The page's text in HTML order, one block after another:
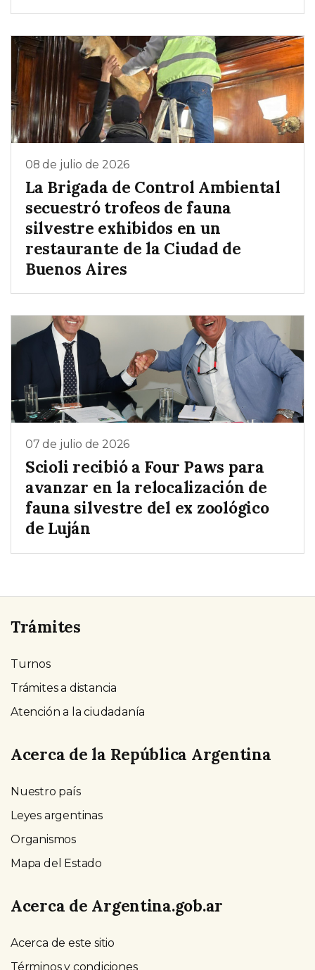
08 de julio de 2026
La Brigada de Control Ambiental
secuestró trofeos de fauna
silvestre exhibidos en un
restaurante de la Ciudad de
Buenos Aires
07 de julio de 2026
Scioli recibió a Four Paws para
avanzar en la relocalización de
fauna silvestre del ex zoológico
de Luján
Trámites
Turnos
Trámites a distancia
Atención a la ciudadanía
Acerca de la República Argentina
Nuestro país
Leyes argentinas
Organismos
Mapa del Estado
Acerca de Argentina.gob.ar
Acerca de este sitio
Términos y condiciones